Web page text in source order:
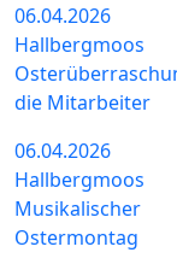
06.04.2026
Hallbergmoos
die Mitarbeiter
06.04.2026
Hallbergmoos
Musikalischer
Ostermontag